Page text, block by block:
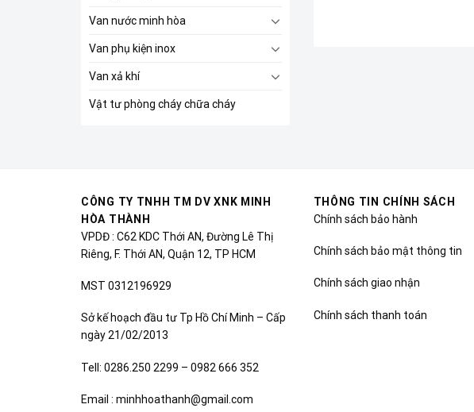
Van nước minh hòa
Van phụ kiện inox
Van xả khí
Vật tư phòng cháy chữa cháy
CÔNG TY TNHH TM DV XNK MINH
HÒA THÀNH
VPDĐ : C62 KDC Thới AN, Đường Lê Thị
Riêng, F. Thới AN, Quận 12, TP HCM
MST 0312196929
Sở kế hoạch đầu tư Tp Hồ Chí Minh – Cấp
ngày 21/02/2013
Tell: 0286.250 2299 – 0982 666 352
Email : minhhoathanh@gmail.com
THÔNG TIN CHÍNH SÁCH
Chính sách bảo hành
Chính sách bảo mật thông tin
Chính sách giao nhận
Chính sách thanh toán